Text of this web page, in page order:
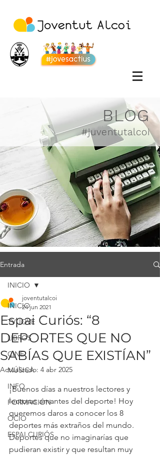
BLOG
#juventutalcoi
Entrada
INICIO
TV JOVE
LIBROS
CINE
MÚSICA
INFO
FORMACIÓN
OCIO
ESPAI CURIÓS
INICIO
Espai Curiós: “8
DEPORTES QUE NO
SABÍAS QUE EXISTÍAN”
joventutalcoi
24 jun 2021
Actualizado: 4 abr 2025
¡Buenos días a nuestros lectores y
lectoras amantes del deporte! Hoy
queremos daros a conocer los 8
deportes más extraños del mundo.
Deportes que no imaginarías que
pudieran existir y que resultan muy